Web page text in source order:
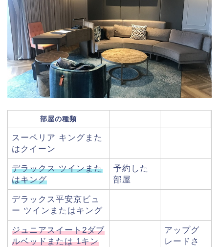
部屋の種類
スーペリア キングまた
はクイーン
デラックス ツインまた
はキング
予約した
部屋
デラックス平安京ビュ
ー ツインまたはキング
ジュニアスイート2ダブ
ルベッドまたは 1キン
アップグ
レードさ